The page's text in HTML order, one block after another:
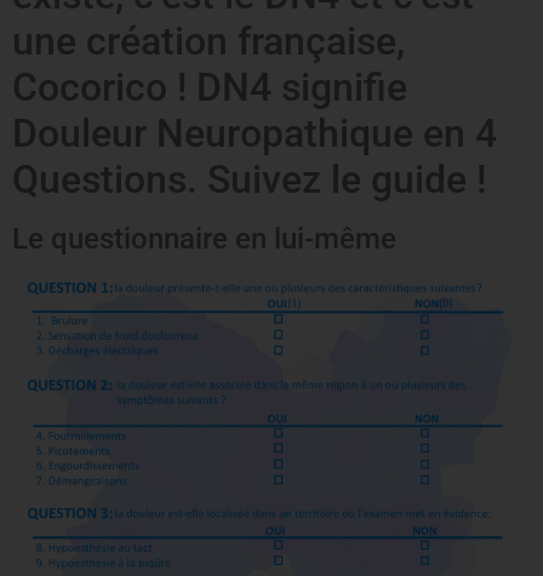
une création française,
Cocorico ! DN4 signifie
Douleur Neuropathique en 4
Questions. Suivez le guide !
Le questionnaire en lui-même